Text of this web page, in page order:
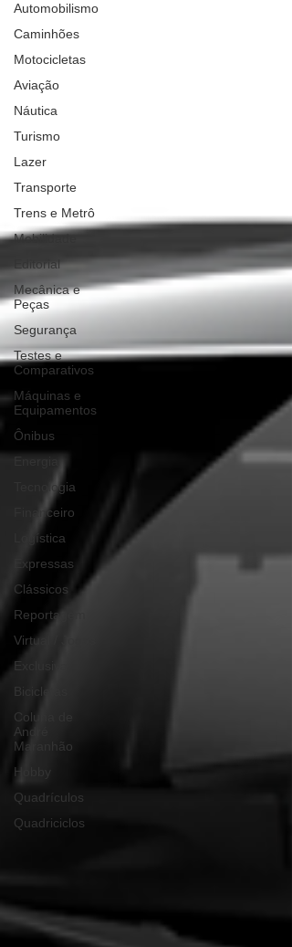
Automobilismo
Caminhões
Motocicletas
Aviação
Náutica
Turismo
Lazer
Transporte
Trens e Metrô
Mobilidade
Editorial
Mecânica e
Peças
Segurança
Testes e
Comparativos
Máquinas e
Equipamentos
Ônibus
Tecnologia
Financeiro
Logística
Expressas
Clássicos
Reportagem
Virtual / Jogos
Exclusiva
Bicicletas
Coluna de
André
Maranhão
Hobby
Quadrículos
Quadriciclos